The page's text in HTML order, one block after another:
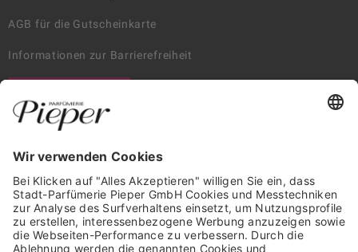
AGB für die Gutscheinkarte
Informationen zur Barrierefreiheit